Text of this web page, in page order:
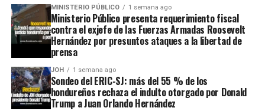
MINISTERIO PÚBLICO 1 semana ago
Ministerio Público presenta requerimiento fiscal
contra el exjefe de las Fuerzas Armadas Roosevelt
Hernández por presuntos ataques a la libertad de
prensa
JOH 1 semana ago
Sondeo del ERIC-SJ: más del 55 % de los
hondureños rechaza el indulto otorgado por Donald
Trump a Juan Orlando Hernández